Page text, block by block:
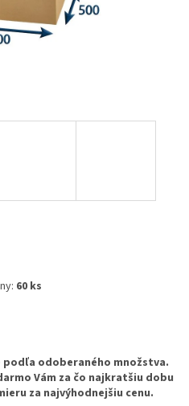
60 ks
podľa odoberaného množstva.
Vám za čo najkratšiu dobu
za najvýhodnejšiu cenu.